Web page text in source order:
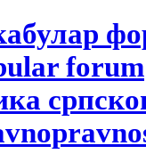
forum